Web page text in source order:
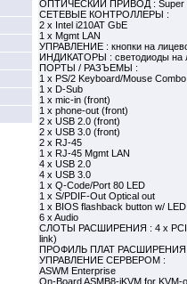
ОПТИЧЕСКИЙ ПРИВОД : Super
СЕТЕВЫЕ КОНТРОЛЛЕРЫ :
2 x Intel i210AT GbE
1 x Mgmt LAN
УПРАВЛЕНИЕ : кнопки на
ИНДИКАТОРЫ : светодиоды на
ПОРТЫ / РАЗЪЕМЫ :
1 x PS/2 Keyboard/Mouse
1 x D-Sub
1 x mic-in (front)
1 x phone-out (front)
2 x USB 2.0 (front)
2 x USB 3.0 (front)
2 x RJ-45
1 x RJ-45 Mgmt LAN
4 x USB 2.0
4 x USB 3.0
1 x Q-Code/Port 80 LED
1 x S/PDIF-Out Optical out
1 x BIOS flashback button w/ LED
6 x Audio
СЛОТЫ РАСШИРЕНИЯ : 4 x PCI-
link)
ПРОФИЛЬ ПЛАТ РАСШИРЕНИЯ :
УПРАВЛЕНИЕ СЕРВЕРОМ :
ASWM Enterprise
On-Board ASMB8-iKVM for KVM-